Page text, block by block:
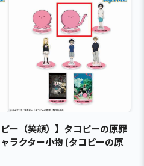
ー（笑顔）】タコピーの原罪
ラクター小物 (タコピーの原